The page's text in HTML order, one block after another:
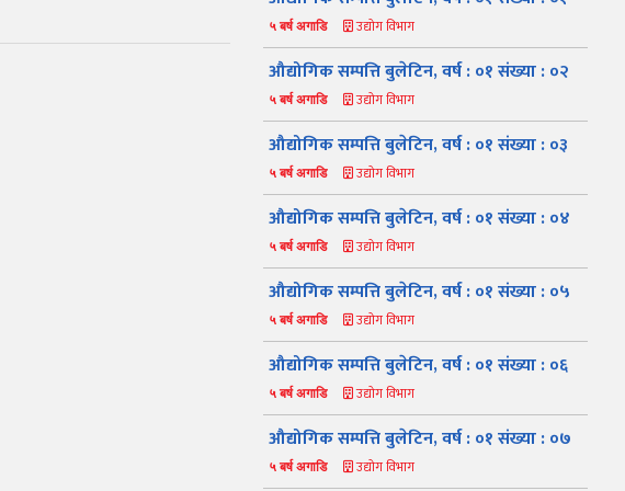
५ बर्ष अगाडि उद्योग विभाग
औद्योगिक सम्पत्ति बुलेटिन, वर्ष : ०१ संख्या : ०२
५ बर्ष अगाडि उद्योग विभाग
औद्योगिक सम्पत्ति बुलेटिन, वर्ष : ०१ संख्या : ०३
५ बर्ष अगाडि उद्योग विभाग
औद्योगिक सम्पत्ति बुलेटिन, वर्ष : ०१ संख्या : ०४
५ बर्ष अगाडि उद्योग विभाग
औद्योगिक सम्पत्ति बुलेटिन, वर्ष : ०१ संख्या : ०५
५ बर्ष अगाडि उद्योग विभाग
औद्योगिक सम्पत्ति बुलेटिन, वर्ष : ०१ संख्या : ०६
५ बर्ष अगाडि उद्योग विभाग
औद्योगिक सम्पत्ति बुलेटिन, वर्ष : ०१ संख्या : ०७
५ बर्ष अगाडि उद्योग विभाग